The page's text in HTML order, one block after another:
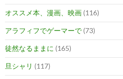
オススメ本、漫画、映画 (116)
アラフィフでゲーマーで (73)
徒然なるままに (165)
旦シャリ (117)